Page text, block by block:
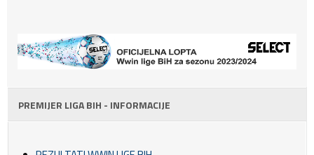
PREMIJER LIGA BIH - INFORMACIJE